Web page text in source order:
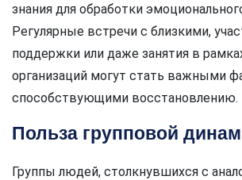
знания для обработки
Регулярные встречи с близкими,
поддержки или даже занятия в
организаций могут стать важными
способствующими восстановлению.
Польза групповой
Группы людей, столкнувшихся с